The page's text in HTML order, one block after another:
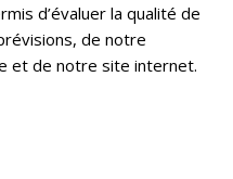
d’évaluer la qualité de
de notre
et de notre site internet.